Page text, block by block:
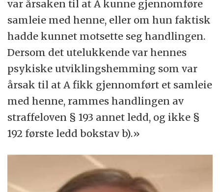
var årsaken til at A kunne gjennomføre
samleie med henne, eller om hun faktisk
hadde kunnet motsette seg handlingen.
Dersom det utelukkende var hennes
psykiske utviklingshemming som var
årsak til at A fikk gjennomført et samleie
med henne, rammes handlingen av
straffeloven § 193 annet ledd, og ikke §
192 første ledd bokstav b).»